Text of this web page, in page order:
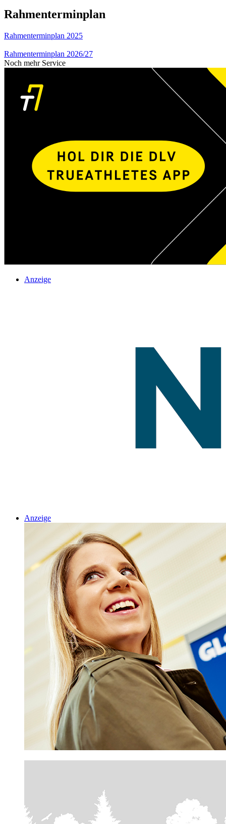
Rahmenterminplan
Rahmenterminplan 2025
Rahmenterminplan 2026/27
Noch mehr Service
Anzeige
Anzeige